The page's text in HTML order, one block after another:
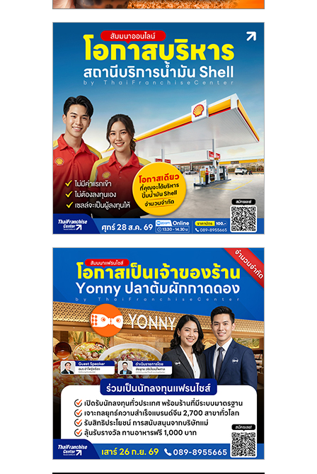
ไชส์,
รวม
แฟ
ไชส์
ขาย
แฟ
ไชส์
แฟ
ไชส์